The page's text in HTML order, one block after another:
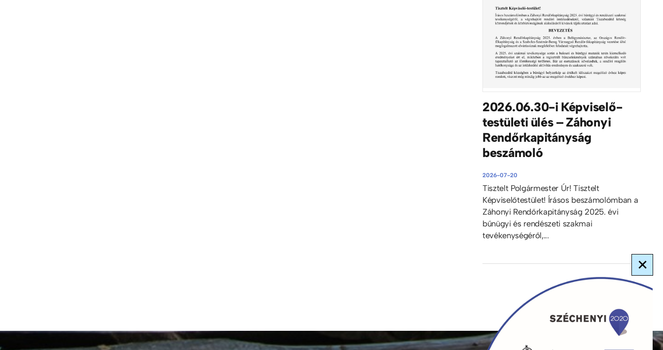
2026.06.30-i Képviselő-
testületi ülés – Záhonyi
Rendőrkapitányság
beszámoló
2026-07-20
Tisztelt Polgármester Úr! Tisztelt
Képviselőtestület! Írásos beszámolómban a
Záhonyi Rendőrkapitányság 2025. évi
bűnügyi és rendészeti szakmai
tevékenységéről,...
×